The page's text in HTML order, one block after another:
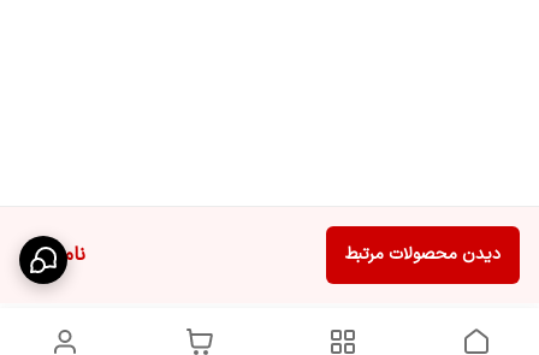
ناموجود دیدن محصولات مرتبط